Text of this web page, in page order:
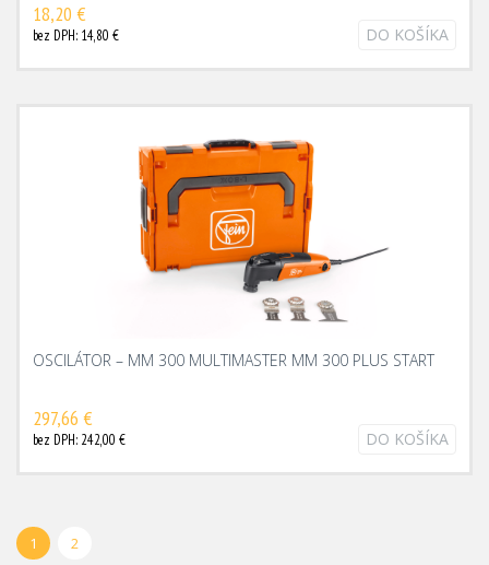
18,20 €
bez DPH: 14,80 € DO KOŠÍKA
OSCILÁTOR – MM 300 MULTIMASTER MM 300 PLUS START
297,66 €
bez DPH: 242,00 € DO KOŠÍKA
1 2